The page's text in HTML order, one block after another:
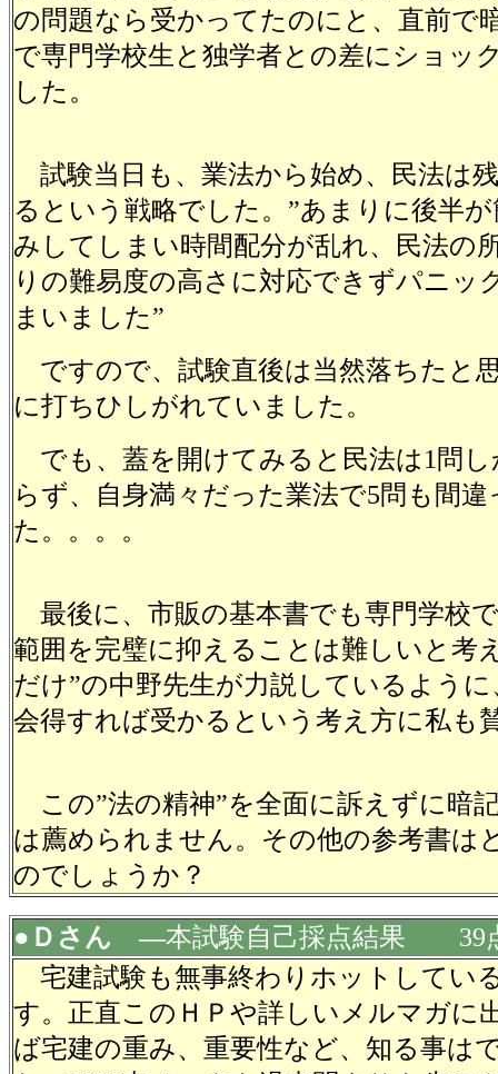
の問題なら受かってたのにと、直前で
で専門学校生と独学者との差にショッ
した。
試験当日も、業法から始め、民法は
るという戦略でした。”あまりに後半
みしてしまい時間配分が乱れ、民法の
りの難易度の高さに対応できずパニッ
まいました”
ですので、試験直後は当然落ちたと
に打ちひしがれていました。
でも、蓋を開けてみると民法は1問し
らず、自身満々だった業法で5問も間
た。。。。
最後に、市販の基本書でも専門学校
範囲を完璧に抑えることは難しいと考
だけ”の中野先生が力説しているよう
会得すれば受かるという考え方に私も
この”法の精神”を全面に訴えずに暗
は薦められません。その他の参考書は
のでしょうか？
●Ｄさん ―本試験自己採点結果 39
宅建試験も無事終わりホットしてい
す。正直このＨＰや詳しいメルマガに
ば宅建の重み、重要性など、知る事は